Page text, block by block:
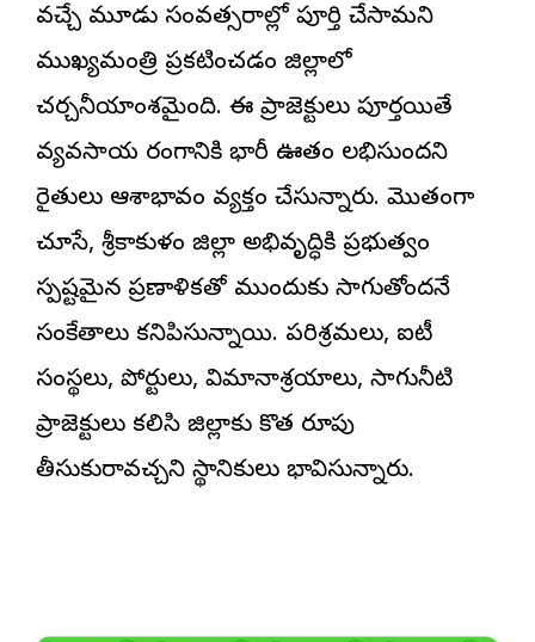
వచ్చే మూడు సంవత్సరాల్లో పూర్తి చేస్తామని
ముఖ్యమంత్రి ప్రకటించడం జిల్లాలో
చర్చనీయాంశమైంది. ఈ ప్రాజెక్టులు పూర్తయితే
వ్యవసాయ రంగానికి భారీ ఊతం లభిస్తుందని
రైతులు ఆశాభావం వ్యక్తం చేస్తున్నారు. మొత్తంగా
చూస్తే, శ్రీకాకుళం జిల్లా అభివృద్ధికి ప్రభుత్వం
స్పష్టమైన ప్రణాళికతో ముందుకు సాగుతోందనే
సంకేతాలు కనిపిస్తున్నాయి. పరిశ్రమలు, ఐటీ
సంస్థలు, పోర్టులు, విమానాశ్రయాలు, సాగునీటి
ప్రాజెక్టులు కలిసి జిల్లాకు కొత్త రూపు
తీసుకురావచ్చని స్థానికులు భావిస్తున్నారు.